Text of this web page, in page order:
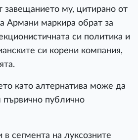
завещанието му, цитирано от
Армани маркира обрат за
си политика и
си корени компания,
като алтернатива може да
първично публично
в сегмента на луксозните